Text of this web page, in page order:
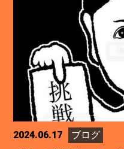
2024.06.17
ブログ